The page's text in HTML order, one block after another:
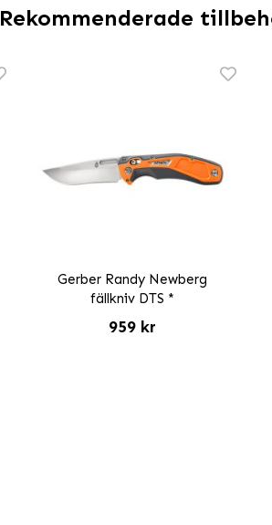
Rekommenderade
Gerber Randy Newberg
fällkniv DTS *
959 kr